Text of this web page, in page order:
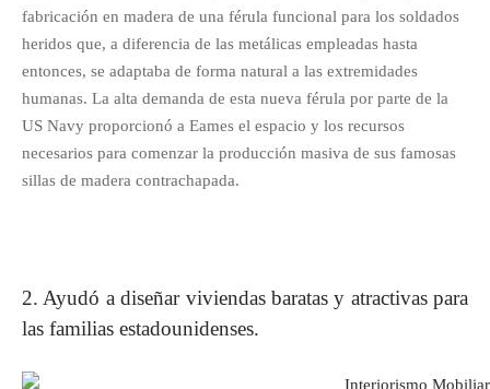
fabricación en madera de una férula funcional para los soldados
heridos que, a diferencia de las metálicas empleadas hasta
entonces, se adaptaba de forma natural a las extremidades
humanas. La alta demanda de esta nueva férula por parte de la
US Navy proporcionó a Eames el espacio y los recursos
necesarios para comenzar la producción masiva de sus famosas
sillas de madera contrachapada.
2. Ayudó a diseñar viviendas baratas y atractivas para
las familias estadounidenses.